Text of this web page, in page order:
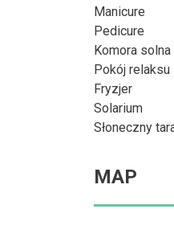
Manicure
Pedicure
Komora solna
Pokój relaksu
Fryzjer
Solarium
Słoneczny
MAP